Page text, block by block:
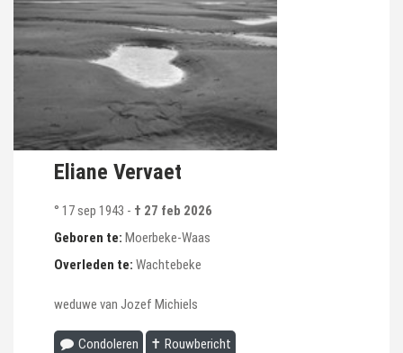
Eliane Vervaet
° 17 sep 1943 - † 27 feb 2026
Geboren te: Moerbeke-Waas
Overleden te: Wachtebeke
weduwe van Jozef Michiels
Condoleren ✝ Rouwbericht